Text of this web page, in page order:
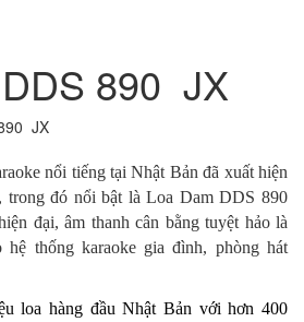
890 JX
JX
nổi tiếng tại Nhật Bản đã xuất hiện
trong đó nổi bật là Loa Dam DDS 890
đại, âm thanh cân bằng tuyệt hảo là
hệ thống karaoke gia đình, phòng hát
loa hàng đầu Nhật Bản với hơn 400